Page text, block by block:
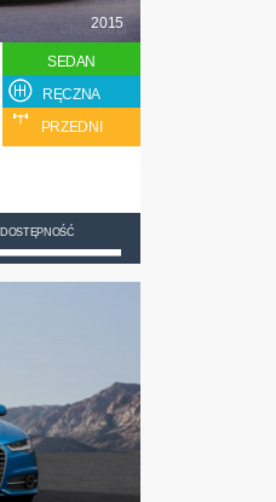
2015
SEDAN
RĘCZNA
PRZEDNI
DOSTĘPNOŚĆ